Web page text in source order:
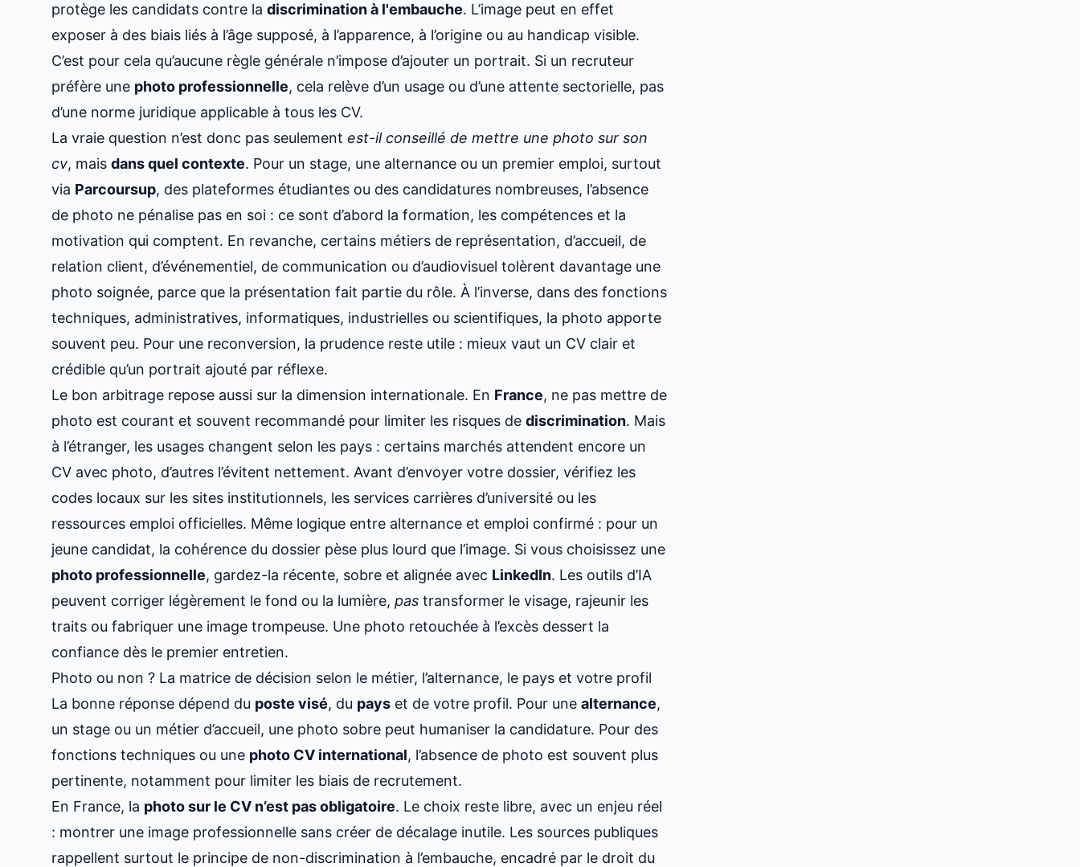
protège les candidats contre la discrimination à l'embauche. L’image peut en effet
exposer à des biais liés à l’âge supposé, à l’apparence, à l’origine ou au handicap visible.
C’est pour cela qu’aucune règle générale n’impose d’ajouter un portrait. Si un recruteur
préfère une photo professionnelle, cela relève d’un usage ou d’une attente sectorielle, pas
d’une norme juridique applicable à tous les CV.
La vraie question n’est donc pas seulement est-il conseillé de mettre une photo sur son
cv, mais dans quel contexte. Pour un stage, une alternance ou un premier emploi, surtout
via Parcoursup, des plateformes étudiantes ou des candidatures nombreuses, l’absence
de photo ne pénalise pas en soi : ce sont d’abord la formation, les compétences et la
motivation qui comptent. En revanche, certains métiers de représentation, d’accueil, de
relation client, d’événementiel, de communication ou d’audiovisuel tolèrent davantage une
photo soignée, parce que la présentation fait partie du rôle. À l’inverse, dans des fonctions
techniques, administratives, informatiques, industrielles ou scientifiques, la photo apporte
souvent peu. Pour une reconversion, la prudence reste utile : mieux vaut un CV clair et
crédible qu’un portrait ajouté par réflexe.
Le bon arbitrage repose aussi sur la dimension internationale. En France, ne pas mettre de
photo est courant et souvent recommandé pour limiter les risques de discrimination. Mais
à l’étranger, les usages changent selon les pays : certains marchés attendent encore un
CV avec photo, d’autres l’évitent nettement. Avant d’envoyer votre dossier, vérifiez les
codes locaux sur les sites institutionnels, les services carrières d’université ou les
ressources emploi officielles. Même logique entre alternance et emploi confirmé : pour un
jeune candidat, la cohérence du dossier pèse plus lourd que l’image. Si vous choisissez une
photo professionnelle, gardez-la récente, sobre et alignée avec LinkedIn. Les outils d’IA
peuvent corriger légèrement le fond ou la lumière, pas transformer le visage, rajeunir les
traits ou fabriquer une image trompeuse. Une photo retouchée à l’excès dessert la
confiance dès le premier entretien.
Photo ou non ? La matrice de décision selon le métier, l’alternance, le pays et votre profil
La bonne réponse dépend du poste visé, du pays et de votre profil. Pour une alternance,
un stage ou un métier d’accueil, une photo sobre peut humaniser la candidature. Pour des
fonctions techniques ou une photo CV international, l’absence de photo est souvent plus
pertinente, notamment pour limiter les biais de recrutement.
En France, la photo sur le CV n’est pas obligatoire. Le choix reste libre, avec un enjeu réel
: montrer une image professionnelle sans créer de décalage inutile. Les sources publiques
rappellent surtout le principe de non-discrimination à l’embauche, encadré par le droit du